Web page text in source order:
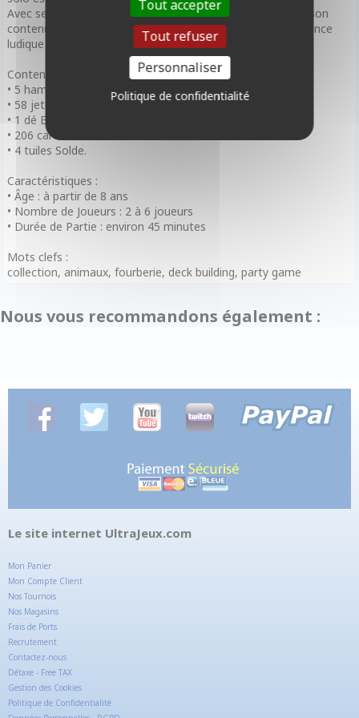
Avec ses adorables illustrations, ses règles accessibles et son
contenu plein d'humour, Hamstergeddon offre une expérience
ludique addictive, à partager dès l'âge de 10 ans.
Contenu :
• 5 hamsters en bois
• 58 jetons Graine
• 1 dé Evènement
• 206 cartes
• 4 tuiles Solde.
Caractéristiques :
• Âge : à partir de 8 ans
• Nombre de Joueurs : 2 à 6 joueurs
• Durée de Partie : environ 45 minutes
Mots clefs :
collection, animaux, fourberie, deck building, party game
Nous vous recommandons également :
Le site internet UltraJeux.com
Mon Panier
Mon Compte Client
Nos Tournois
Nos Magasins
Frais de Ports
Recrutement
Contactez-nous
Détaxe - Free TAX
Gestion des Cookies
Politique de Confidentialité
Tout accepter
Tout refuser
Personnaliser
Politique de confidentialité